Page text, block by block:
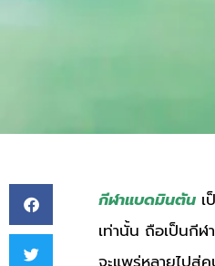
กีฬาแบดมินตัน
เท่านั้น ถือเป็นกี